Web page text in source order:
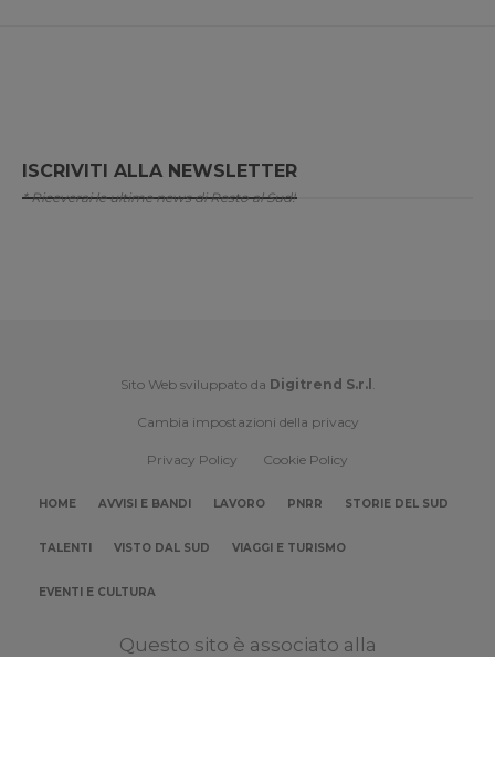
ISCRIVITI ALLA NEWSLETTER
* Riceverai le ultime news di Resto al Sud!
Sito Web sviluppato da Digitrend S.r.l .
Cambia impostazioni della privacy
Privacy Policy Cookie Policy
HOME AVVISI E BANDI LAVORO PNRR STORIE DEL SUD
TALENTI VISTO DAL SUD VIAGGI E TURISMO
EVENTI E CULTURA
Questo sito è associato alla